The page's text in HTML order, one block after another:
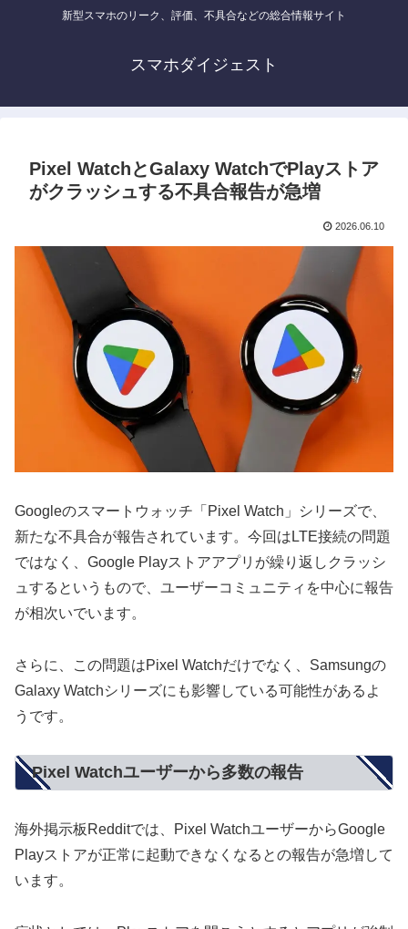
新型スマホのリーク、評価、不具合などの総合情報サイト
スマホダイジェスト
Pixel WatchとGalaxy WatchでPlayストア
がクラッシュする不具合報告が急増
2026.06.10
Googleのスマートウォッチ「Pixel Watch」シリーズで、
新たな不具合が報告されています。今回はLTE接続の問題
ではなく、Google Playストアアプリが繰り返しクラッシ
ュするというもので、ユーザーコミュニティを中心に報告
が相次いでいます。
さらに、この問題はPixel Watchだけでなく、Samsungの
Galaxy Watchシリーズにも影響している可能性があるよ
うです。
Pixel Watchユーザーから多数の報告
海外掲示板Redditでは、Pixel WatchユーザーからGoogle
Playストアが正常に起動できなくなるとの報告が急増して
います。